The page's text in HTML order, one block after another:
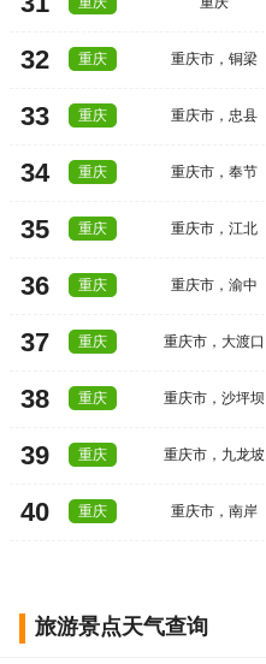
32 重庆 重庆市 ，铜梁
33 重庆 重庆市 ，忠县
34 重庆 重庆市 ，奉节
35 重庆 重庆市 ，江北
36 重庆 重庆市 ，渝中
37 重庆 重庆市 ， 大渡口
38 重庆 重庆市 ，沙坪坝
39 重庆 重庆市 ， 九龙坡
40 重庆 重庆市 ，南岸
旅游景点天气查询